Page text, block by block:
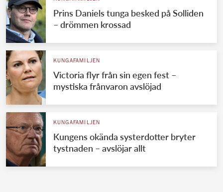
Prins Daniels tunga besked på Solliden
– drömmen krossad
KUNGAFAMILJEN
Victoria flyr från sin egen fest –
mystiska frånvaron avslöjad
KUNGAFAMILJEN
Kungens okända systerdotter bryter
tystnaden – avslöjar allt